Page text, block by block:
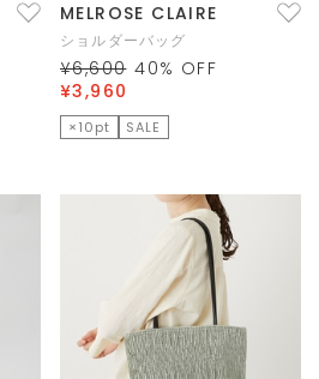
MELROSE CLAIRE
ショルダーバッグ
¥6,600 40% OFF
¥3,960
×10pt SALE